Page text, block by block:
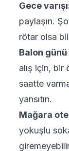
Gece
paylaşın.
rötar olsa
Balon günü
alış için, bir
saatte
yansıtın.
Mağara
yokuşlu